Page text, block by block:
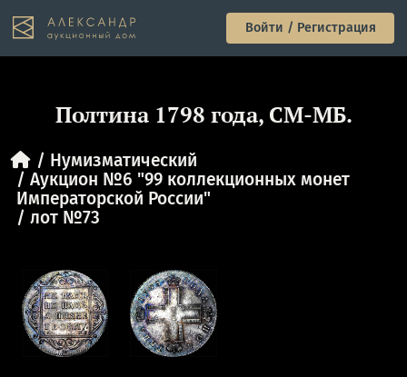
Войти / Регистрация
Полтина 1798 года, СМ-МБ.
Нумизматический
Аукцион №6 "99 коллекционных монет
Императорской России"
лот №73